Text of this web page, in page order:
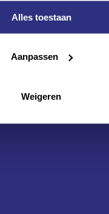
Alles toestaan
Aanpassen
Weigeren